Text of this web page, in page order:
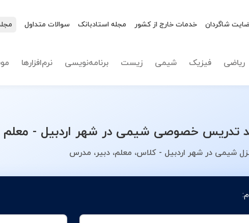
شاگردان خدمات خارج از کشور مجله استادبانک سوالات متداول
ریاضی فیزیک شیمی زیست برنامه‌نویسی نرم‌افزارها
تدریس خصوصی شیمی در شهر اردبیل -
شیمی در شهر اردبیل - کلاس، معلم، دبیر، مدرس
نوع تدریس